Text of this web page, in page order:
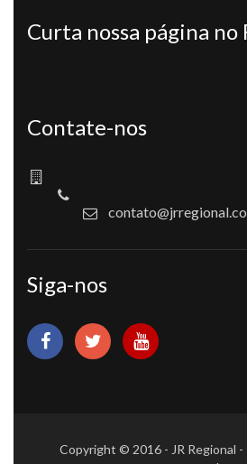
Curta nossa página no
Contate-nos
Siga-nos
Copyright © 2016 - JR Regional